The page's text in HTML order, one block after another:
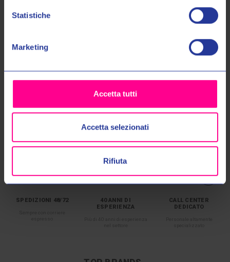
Statistiche
Marketing
Accetta tutti
Accetta selezionati
Rifiuta
XL
SPEDIZIONI 48/72
40 ANNI DI
ESPERIENZA
CALL CENTER
DEDICATO